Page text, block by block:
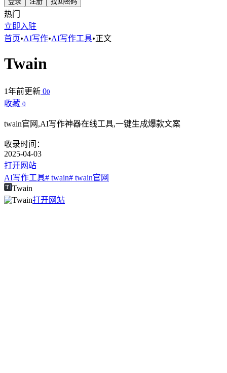
热门
立即入驻
首页•AI写作•AI写作工具•正文
Twain
1年前更新 00
收藏 0
twain官网,AI写作神器在线工具,一键生成爆款文案
收录时间：
2025-04-03
打开网站
AI写作工具# twain# twain官网
Twain
打开网站